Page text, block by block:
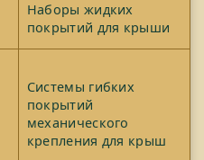
Наборы жидких
покрытий для крыши
Системы гибких
покрытий
механического
крепления для крыш